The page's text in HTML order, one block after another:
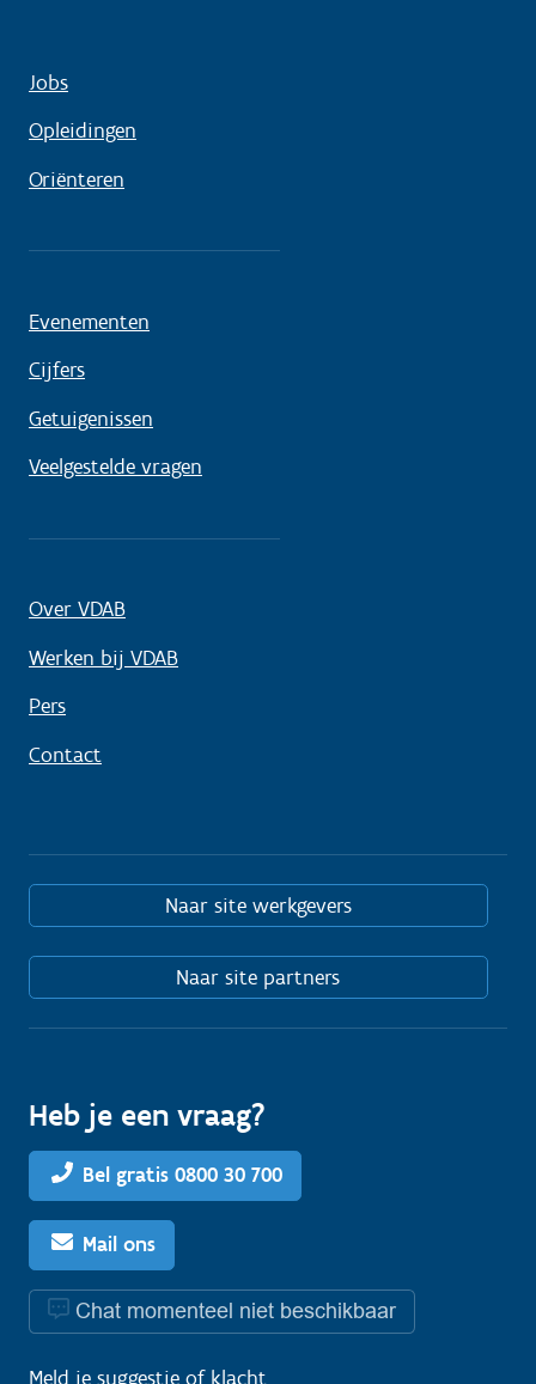
Jobs
Opleidingen
Oriënteren
Evenementen
Cijfers
Getuigenissen
Veelgestelde vragen
Over VDAB
Werken bij VDAB
Pers
Contact
Naar site werkgevers
Naar site partners
Heb je een vraag?
Bel gratis 0800 30 700
Mail ons
Chat momenteel niet beschikbaar
Meld je suggestie of klacht